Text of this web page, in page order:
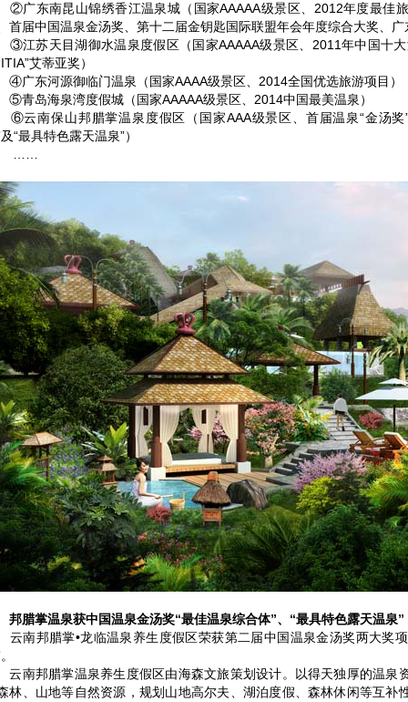
东南昆山锦绣香江温泉城（国家AAAAA级景区、2012年度最佳旅
首届中国温泉金汤奖、第十二届金钥匙国际联盟年会年度综合大奖、广
苏天目湖御水温泉度假区（国家AAAAA级景区、2011年中国十大
艾蒂亚奖）
东河源御临门温泉（国家AAAA级景区、2014全国优选旅游项目）
岛海泉湾度假城（国家AAAAA级景区、2014中国最美温泉）
南保山邦腊掌温泉度假区（国家AAA级景区、首届温泉“金汤奖”
“最具特色露天温泉”）
邦腊掌温泉获中国温泉金汤奖“最佳温泉综合体”、“最具特色露天温泉”
邦腊掌•龙临温泉养生度假区荣获第二届中国温泉金汤奖两大奖
邦腊掌温泉养生度假区由海森文旅策划设计。以得天独厚的温泉
林、山地等自然资源，规划山地高尔夫、湖泊度假、森林休闲等互补